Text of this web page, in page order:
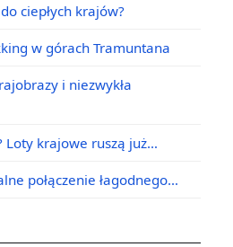
ciepłych krajów?
w górach Tramuntana
i niezwykła
Loty krajowe ruszą już…
połączenie łagodnego…